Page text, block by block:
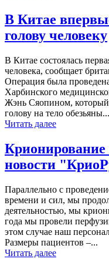
В Китае
голову человеку
В Китае состоялась
человека, сообщает
Операция была
Харбинского
Жэнь Сяопином,
голову на тело обезьяны...
Читать далее
Крионирование
новости
Параллельно с
времени и сил, мы
деятельностью, мы
года мы провели
этом случае наш
Размеры пациентов –...
Читать далее